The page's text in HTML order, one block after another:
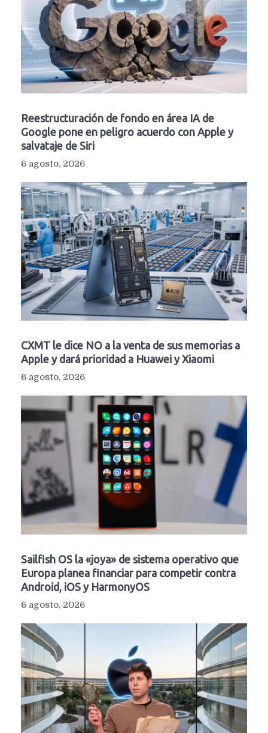
Reestructuración de fondo en área IA de
Google pone en peligro acuerdo con Apple y
salvataje de Siri
6 agosto, 2026
CXMT le dice NO a la venta de sus memorias a
Apple y dará prioridad a Huawei y Xiaomi
6 agosto, 2026
Sailfish OS la «joya» de sistema operativo que
Europa planea financiar para competir contra
Android, iOS y HarmonyOS
6 agosto, 2026